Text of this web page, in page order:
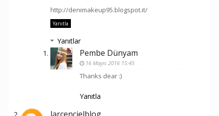
http://denimakeup95.blogspot.it/
Yanıtla
Yanıtlar
Pembe Dünyam
16 Mayıs 2016 15:45
Thanks dear :)
Yanıtla